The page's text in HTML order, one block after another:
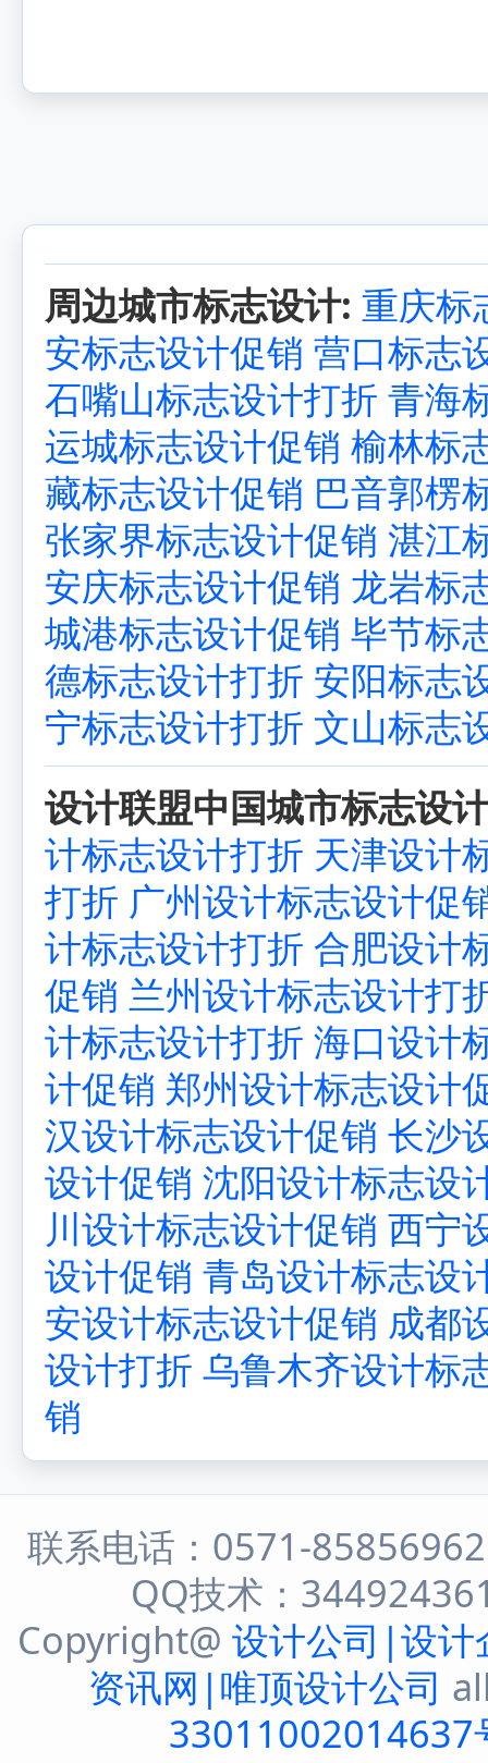
周边城市标志设计: 重庆标
安标志设计促销 营口标志
石嘴山标志设计打折 青海
运城标志设计促销 榆林标
藏标志设计促销 巴音郭楞
张家界标志设计促销 湛江
安庆标志设计促销 龙岩标
城港标志设计促销 毕节标
德标志设计打折 安阳标志
宁标志设计打折 文山标志
设计联盟中国城市标志设
计标志设计打折 天津设计
打折 广州设计标志设计促
计标志设计打折 合肥设计
促销 兰州设计标志设计打
计标志设计打折 海口设计
计促销 郑州设计标志设计
汉设计标志设计促销 长沙
设计促销 沈阳设计标志设
川设计标志设计促销 西宁
设计促销 青岛设计标志设
安设计标志设计促销 成都
设计打折 乌鲁木齐设计标
销
联系电话：0571-
QQ技术：
Copyright@ 设计公司|设计
资讯网|唯顶设计公司
33011002014637